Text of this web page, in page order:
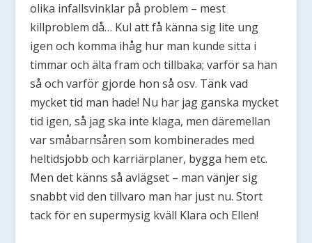
olika infallsvinklar på problem – mest
killproblem då… Kul att få känna sig lite ung
igen och komma ihåg hur man kunde sitta i
timmar och älta fram och tillbaka; varför sa han
så och varför gjorde hon så osv. Tänk vad
mycket tid man hade! Nu har jag ganska mycket
tid igen, så jag ska inte klaga, men däremellan
var småbarnsåren som kombinerades med
heltidsjobb och karriärplaner, bygga hem etc.
Men det känns så avlägset – man vänjer sig
snabbt vid den tillvaro man har just nu. Stort
tack för en supermysig kväll Klara och Ellen!